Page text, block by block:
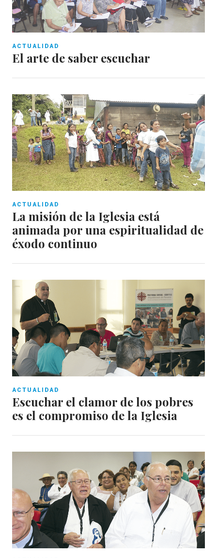
ACTUALIDAD
El arte de saber escuchar
ACTUALIDAD
La misión de la Iglesia está
animada por una espiritualidad de
éxodo continuo
ACTUALIDAD
Escuchar el clamor de los pobres
es el compromiso de la Iglesia